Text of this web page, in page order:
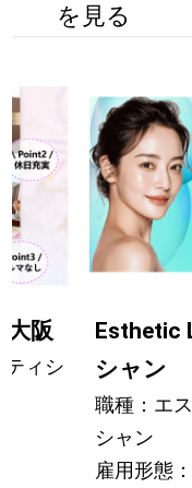
を見る
大阪
ィシ
Esthetic
シャン
職種：エ
シャン
雇用形態